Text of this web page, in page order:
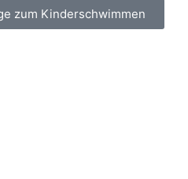
zum Kinderschwimmen